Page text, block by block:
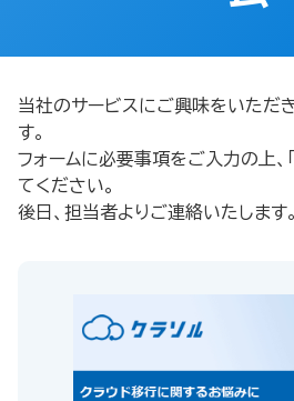
当社のサービスにご興味をいただ
す。
フォームに必要事項をご入力の上、
てください。
後日、担当者よりご連絡いたします。